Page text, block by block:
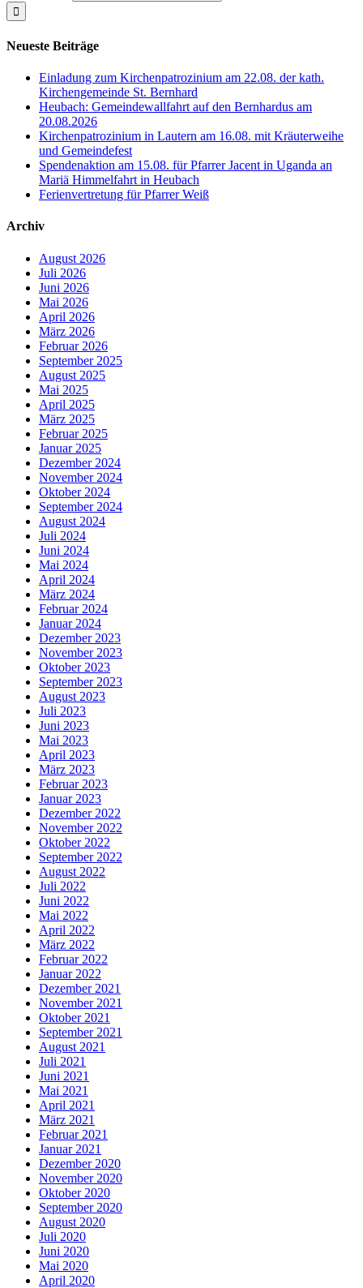
Neueste Beiträge
Einladung zum Kirchenpatrozinium am 22.08. der kath.
Kirchengemeinde St. Bernhard
Heubach: Gemeindewallfahrt auf den Bernhardus am
20.08.2026
Kirchenpatrozinium in Lautern am 16.08. mit Kräuterweihe
und Gemeindefest
Spendenaktion am 15.08. für Pfarrer Jacent in Uganda an
Mariä Himmelfahrt in Heubach
Ferienvertretung für Pfarrer Weiß
Archiv
August 2026
Juli 2026
Juni 2026
Mai 2026
April 2026
März 2026
Februar 2026
September 2025
August 2025
Mai 2025
April 2025
März 2025
Februar 2025
Januar 2025
Dezember 2024
November 2024
Oktober 2024
September 2024
August 2024
Juli 2024
Juni 2024
Mai 2024
April 2024
März 2024
Februar 2024
Januar 2024
Dezember 2023
November 2023
Oktober 2023
September 2023
August 2023
Juli 2023
Juni 2023
Mai 2023
April 2023
März 2023
Februar 2023
Januar 2023
Dezember 2022
November 2022
Oktober 2022
September 2022
August 2022
Juli 2022
Juni 2022
Mai 2022
April 2022
März 2022
Februar 2022
Januar 2022
Dezember 2021
November 2021
Oktober 2021
September 2021
August 2021
Juli 2021
Juni 2021
Mai 2021
April 2021
März 2021
Februar 2021
Januar 2021
Dezember 2020
November 2020
Oktober 2020
September 2020
August 2020
Juli 2020
Juni 2020
Mai 2020
April 2020